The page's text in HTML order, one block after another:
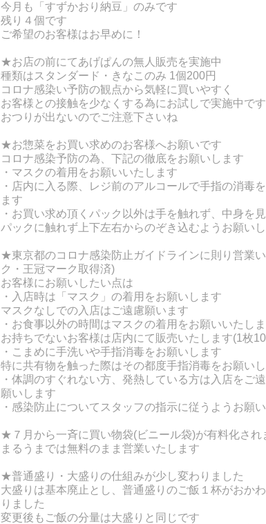
今月も「すずかおり納豆」のみです
残り４個です
ご希望のお客様はお早めに！
★お店の前にてあげぱんの無人販売を実施中
種類はスタンダード・きなこのみ 1個200円
コロナ感染い予防の観点から気軽に買いやすく
お客様との接触を少なくする為にお試しで実施中です
おつりが出ないのでご注意下さいね
★お惣菜をお買い求めのお客様へお願いです
コロナ感染予防の為、下記の徹底をお願いします
・マスクの着用をお願いいたします
・店内に入る際、レジ前のアルコールで手指の消毒
ます
・お買い求め頂くパック以外は手を触れず、 中身を
パックに触れず上下左右からのぞき込むようお願い
★東京都のコロナ感染防止ガイドラインに則り営業
ク・王冠マーク取得済)
お客様にお願いしたい点は
・入店時は「マスク」の着用をお願いします
マスクなしでの入店はご遠慮願います
・お食事以外の時間はマスクの着用をお願いいたし
お持ちでないお客様は店内にて販売いたします(1枚
・こまめに手洗いや手指消毒をお願いします
特に共有物を触った際はその都度手指消毒をお願い
・体調のすぐれない方、発熱している方は入店をご
願いします
・感染防止についてスタッフの指示に従うようお願
★７月から一斉に買い物袋(ビニール袋)が有料化され
まるうまでは無料のまま営業いたします
★普通盛り・大盛りの仕組みが少し変わりました
大盛りは基本廃止とし、普通盛りのご飯１杯がおか
りました
変更後もご飯の分量は大盛りと同じです